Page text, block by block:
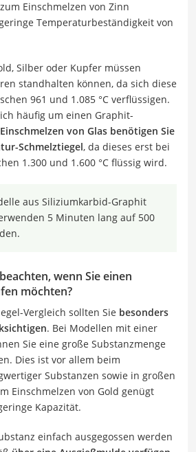
Einschmelzen von Zinn
Temperaturbeständigkeit von
Silber oder Kupfer müssen
standhalten können, da sich diese
961 und 1.085 °C verflüssigen.
häufig um einen Graphit-
Einschmelzen von Glas benötigen Sie
Schmelztiegel, da dieses erst bei
1.300 und 1.600 °C flüssig wird.
aus Siliziumkarbid-Graphit
5 Minuten lang auf 500
wenn Sie einen
möchten?
Vergleich sollten Sie besonders
. Bei Modellen mit einer
Sie eine große Substanzmenge
Dies ist vor allem beim
Substanzen sowie in großen
Einschmelzen von Gold genügt
Kapazität.
einfach ausgegossen werden